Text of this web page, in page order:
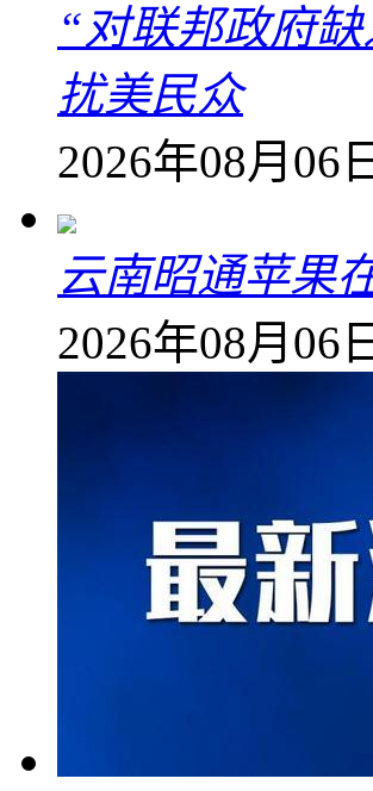
“对联邦政府
扰美民众
2026年08月06
云南昭通苹果
2026年08月06